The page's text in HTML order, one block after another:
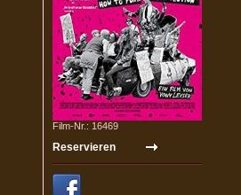
Film-Nr.: 16469